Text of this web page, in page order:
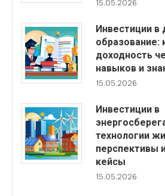
15.05.2026
Инвестиции в
образование:
доходность
навыков и
15.05.2026
Инвестиции в
технологии
перспективы
кейсы
15.05.2026